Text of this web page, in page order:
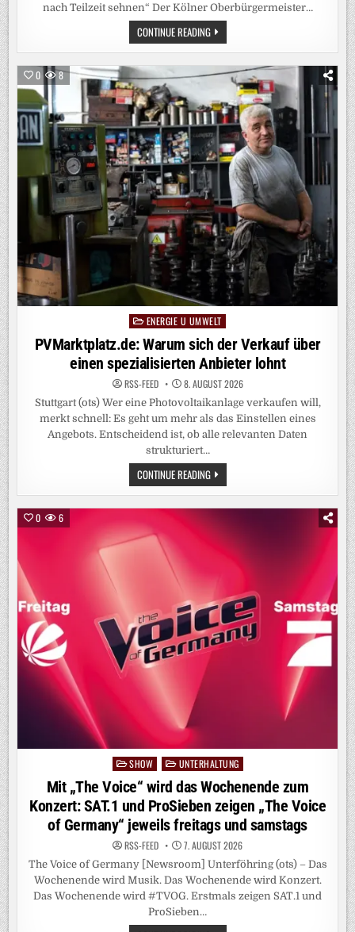
nach Teilzeit sehnen“ Der Kölner Oberbürgermeister…
CONTINUE READINGKÖLNS
SPD-
OBERBÜRGERMEISTER
KRITISIERT
ERSCHEINUNGSBILD
SOZIALDEMOKRATEN
/
„FRUSTRIERT
DIE
MENSCHEN“
0 8
PostedENERGIE U UMWELT
PVMarktplatz.de: Warum sich der Verkauf über
einen spezialisierten Anbieter lohnt
RSS-FEED 8. AUGUST 2026
Stuttgart (ots) Wer eine Photovoltaikanlage verkaufen will,
merkt schnell: Es geht um mehr als das Einstellen eines
Angebots. Entscheidend ist, ob alle relevanten Daten
strukturiert…
CONTINUE READINGPVMARKTPLATZ.DE:
WARUM
SICH
VERKAUF
ÜBER
EINEN
SPEZIALISIERTEN
ANBIETER
LOHNT
0 6
Posted
in
SHOW UNTERHALTUNG
Mit „The Voice“ wird das Wochenende zum
Konzert: SAT.1 und ProSieben zeigen „The Voice
of Germany“ jeweils freitags und samstags
RSS-FEED 7. AUGUST 2026
The Voice of Germany [Newsroom] Unterföhring (ots) – Das
Wochenende wird Musik. Das Wochenende wird Konzert.
Das Wochenende wird #TVOG. Erstmals zeigen SAT.1 und
ProSieben…